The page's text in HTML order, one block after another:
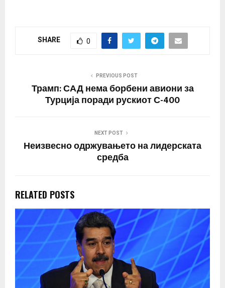
SHARE 0
PREVIOUS POST
Трамп: САД нема борбени авиони за
Турција поради рускиот С-400
NEXT POST
Неизвесно одржувањето на лидерската
средба
RELATED POSTS